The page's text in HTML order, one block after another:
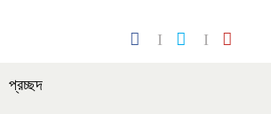
প্রচ্ছদ